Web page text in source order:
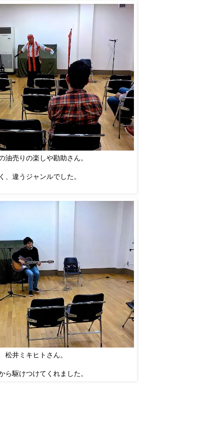
油売りの楽しや勘助さん。
、違うジャンルでした。
松井ミキヒトさん。
ら駆けつけてくれました。